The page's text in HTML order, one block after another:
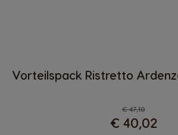
Vorteilspack Ristretto
Regulärer
€ 47,10
€ 40,02